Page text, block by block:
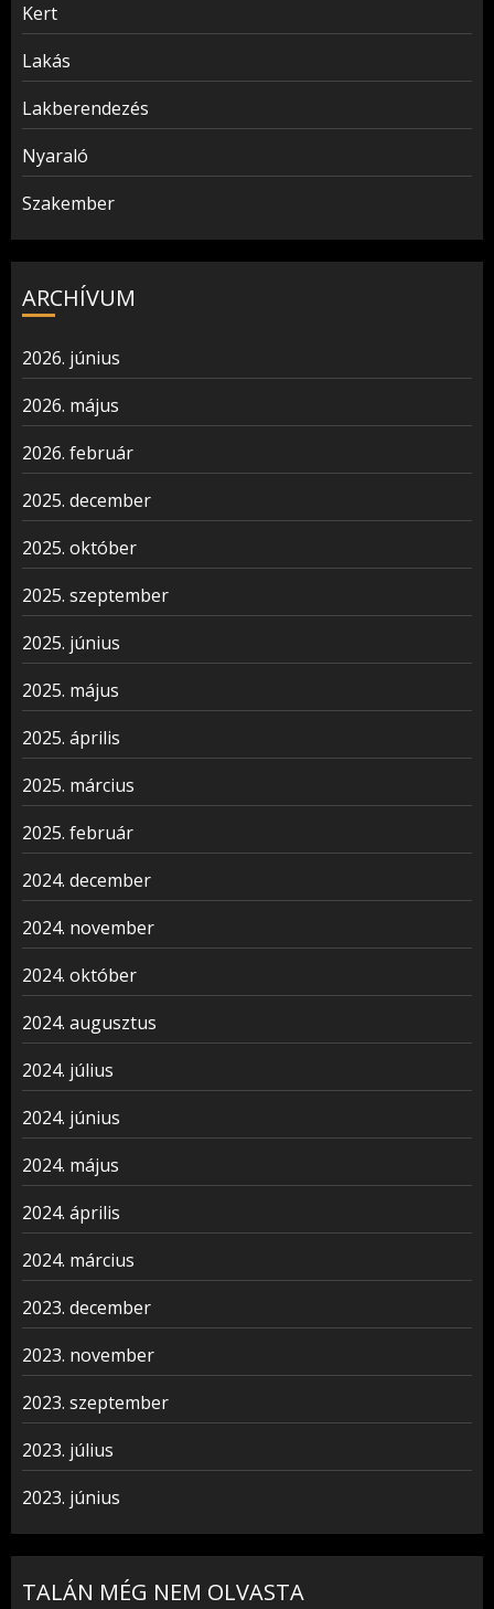
Kert
Lakás
Lakberendezés
Nyaraló
Szakember
ARCHÍVUM
2026. június
2026. május
2026. február
2025. december
2025. október
2025. szeptember
2025. június
2025. május
2025. április
2025. március
2025. február
2024. december
2024. november
2024. október
2024. augusztus
2024. július
2024. június
2024. május
2024. április
2024. március
2023. december
2023. november
2023. szeptember
2023. július
2023. június
TALÁN MÉG NEM OLVASTA